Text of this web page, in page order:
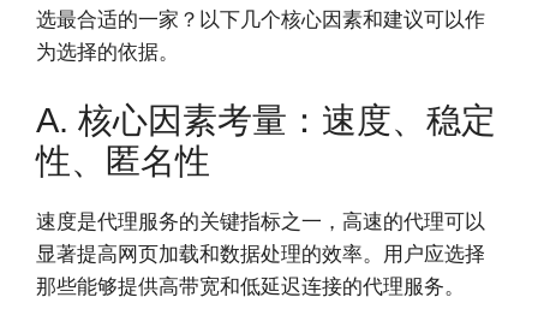
选最合适的一家？以下几个核心因素和建议可以作
为选择的依据。
A. 核心因素考量：速度、稳定
性、匿名性
速度是代理服务的关键指标之一，高速的代理可以
显著提高网页加载和数据处理的效率。用户应选择
那些能够提供高带宽和低延迟连接的代理服务。